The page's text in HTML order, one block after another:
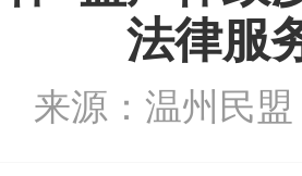
法律服
来源：温州民盟